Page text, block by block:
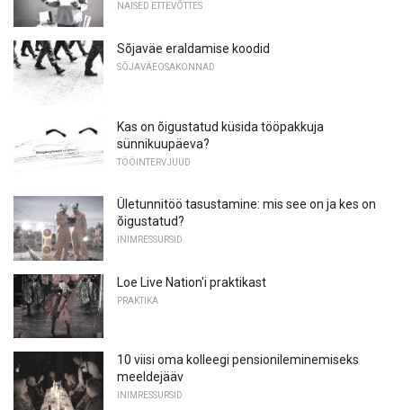
NAISED ETTEVÕTTES
Sõjaväe eraldamise koodid
SÕJAVÄEOSAKONNAD
Kas on õigustatud küsida tööpakkuja
sünnikuupäeva?
TÖÖINTERVJUUD
Ületunnitöö tasustamine: mis see on ja kes on
õigustatud?
INIMRESSURSID
Loe Live Nation'i praktikast
PRAKTIKA
10 viisi oma kolleegi pensionileminemiseks
meeldejääv
INIMRESSURSID